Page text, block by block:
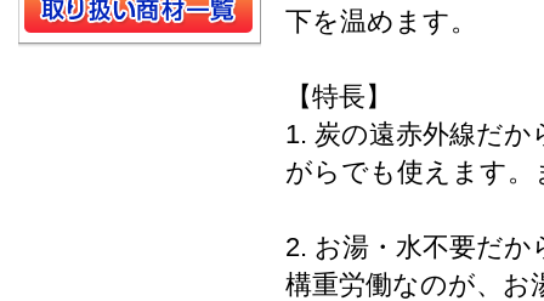
下を温めます。
【特長】
1. 炭の遠赤外線だ
がらでも使えます
2. お湯・水不要だ
構重労働なのが、お